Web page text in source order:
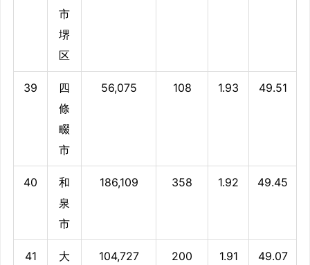
市
堺
区
39
四
條
畷
市
56,075 108 1.93 49.51
40
和
泉
市
186,109 358 1.92 49.45
41
大
104,727 200 1.91 49.07